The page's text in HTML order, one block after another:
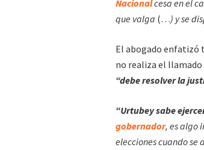
Nacionalcesa en el
que valga (…) y se
El abogado enfatizó
no realiza el
“debe resolver la
“Urtubey sabe
gobernador, es algo
elecciones cuando se